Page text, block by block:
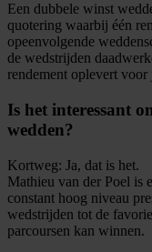
Een dubbele winst
quotering waarbij één
opeenvolgende
de wedstrijden
rendement oplevert
Is het interessant
wedden?
Kortweg: Ja, dat is het.
Mathieu van der Poel is
constant hoog niveau
wedstrijden tot de
parcoursen kan winnen.